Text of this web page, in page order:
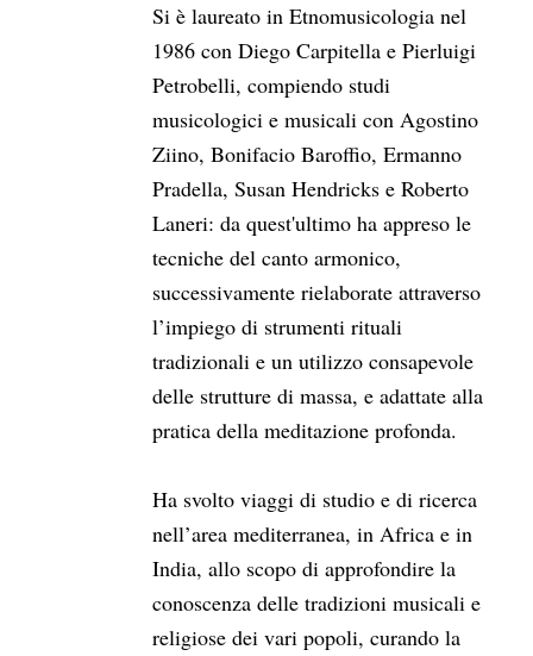
Si è laureato in Etnomusicologia nel
1986 con Diego Carpitella e Pierluigi
Petrobelli, compiendo studi
musicologici e musicali con Agostino
Ziino, Bonifacio Baroffio, Ermanno
Pradella, Susan Hendricks e Roberto
Laneri: da quest'ultimo ha appreso le
tecniche del canto armonico,
successivamente rielaborate attraverso
l’impiego di strumenti rituali
tradizionali e un utilizzo consapevole
delle strutture di massa, e adattate alla
pratica della meditazione profonda.
Ha svolto viaggi di studio e di ricerca
nell’area mediterranea, in Africa e in
India, allo scopo di approfondire la
conoscenza delle tradizioni musicali e
religiose dei vari popoli, curando la